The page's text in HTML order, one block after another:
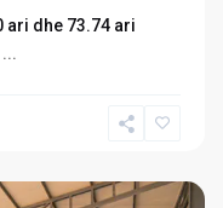
ari dhe 73.74 ari
...